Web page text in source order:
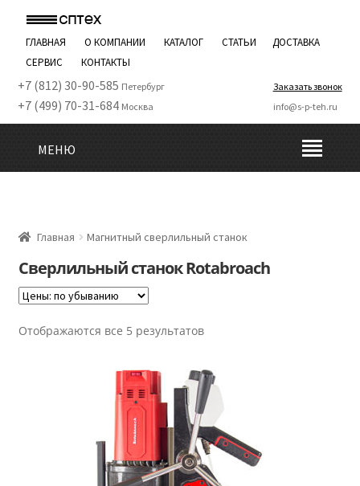
ГЛАВНАЯ О КОМПАНИИ КАТАЛОГ СТАТЬИ
ДОСТАВКА
СЕРВИС
КОНТАКТЫ
+7 (812) 30-90-585 Петербург
+7 (499) 70-31-684 Москва
Заказать звонок
info@s-p-teh.ru
МЕНЮ
Главная Магнитный сверлильный станок
Сверлильный станок Rotabroach
Отображаются все 5 результатов